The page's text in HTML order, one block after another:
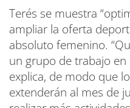
Terés se muestra
ampliar la oferta
absoluto femenino.
un grupo de trabajo en
explica, de modo que
extenderán al mes de